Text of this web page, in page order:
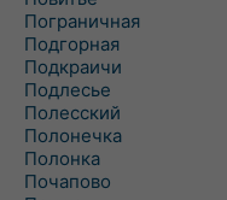
Пограничная
Подгорная
Подкраичи
Подлесье
Полесский
Полонечка
Полонка
Почапово